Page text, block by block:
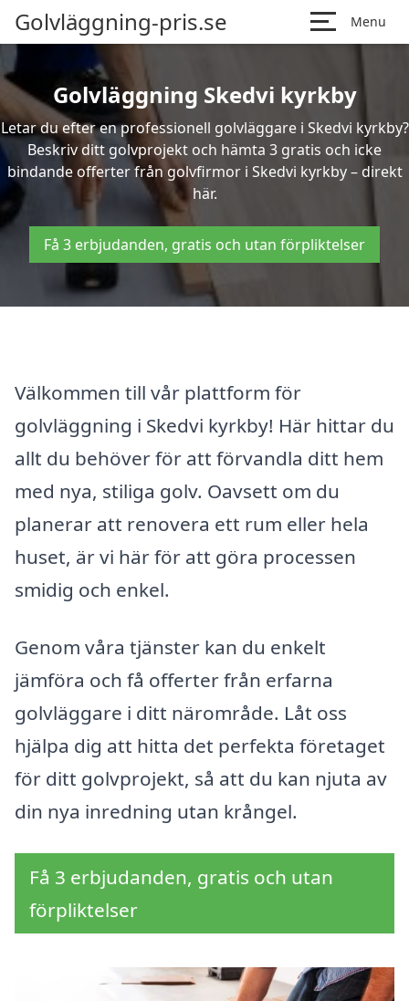
Golvläggning-pris.se Menu
Golvläggning Skedvi kyrkby
Letar du efter en professionell golvläggare i Skedvi kyrkby?
Beskriv ditt golvprojekt och hämta 3 gratis och icke
bindande offerter från golvfirmor i Skedvi kyrkby – direkt
här.
Få 3 erbjudanden, gratis och utan förpliktelser
Välkommen till vår plattform för
golvläggning i Skedvi kyrkby! Här hittar du
allt du behöver för att förvandla ditt hem
med nya, stiliga golv. Oavsett om du
planerar att renovera ett rum eller hela
huset, är vi här för att göra processen
smidig och enkel.
Genom våra tjänster kan du enkelt
jämföra och få offerter från erfarna
golvläggare i ditt närområde. Låt oss
hjälpa dig att hitta det perfekta företaget
för ditt golvprojekt, så att du kan njuta av
din nya inredning utan krångel.
Få 3 erbjudanden, gratis och utan
förpliktelser